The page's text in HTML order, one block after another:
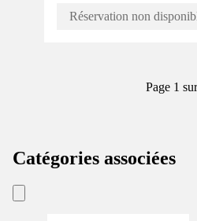
Réservation non
Page 1
Catégories associées